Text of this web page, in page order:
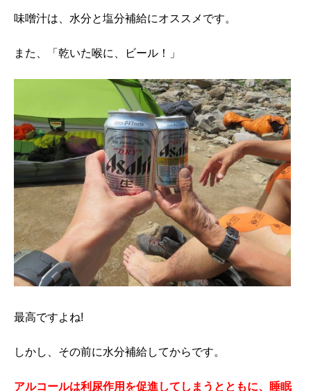
味噌汁は、水分と塩分補給にオススメです。
また、「乾いた喉に、ビール！」
最高ですよね!
しかし、その前に水分補給してからです。
アルコールは利尿作用を促進してしまうとともに、睡眠